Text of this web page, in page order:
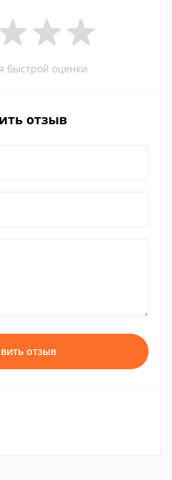
быстрой оценки
отзыв
отзыв